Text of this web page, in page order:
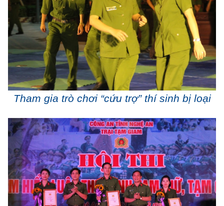
Tham gia trò chơi “cứu trợ” thí sinh bị loại